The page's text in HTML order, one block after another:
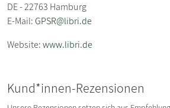
DE - 22763 Hamburg
E-Mail:GPSR@libri.de
Website:www.libri.de
Kund*innen-Rezensionen